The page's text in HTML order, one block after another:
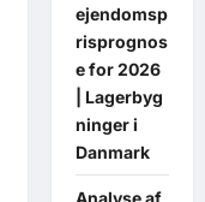
ejendomsp
risprognos
e for 2026
| Lagerbyg
ninger i
Danmark
Analyse af